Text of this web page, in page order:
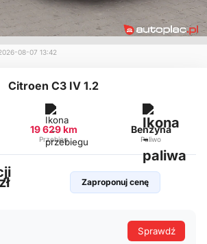
08-07 13:42
Citroen C3 IV 1.2
19 629 km
Przebieg
Benzyna
Paliwo
Zaproponuj cenę
Sprawdź